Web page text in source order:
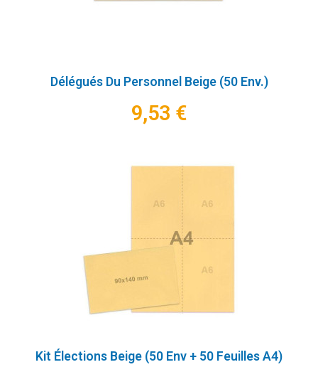
Délégués Du Personnel Beige (50 Env.)
9,53 €
Kit Élections Beige (50 Env + 50 Feuilles A4)